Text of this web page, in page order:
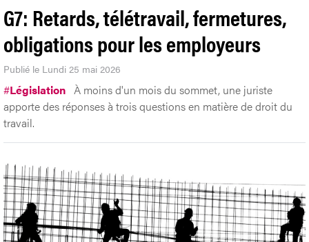
G7: Retards, télétravail, fermetures,
obligations pour les employeurs
Publié le Lundi 25 mai 2026
#Législation À moins d'un mois du sommet, une juriste
apporte des réponses à trois questions en matière de droit du
travail.